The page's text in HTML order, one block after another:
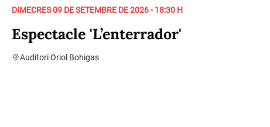
DIMECRES 09 DE SETEMBRE DE 2026 - 18:30 H
Espectacle 'L’enterrador'
Auditori Oriol Bohigas